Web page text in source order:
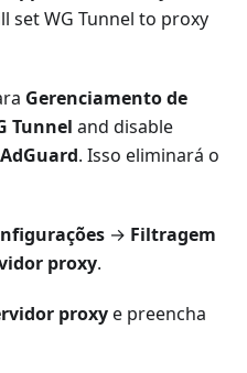
set WG Tunnel to proxy
Gerenciamento de
Tunnel and disable
. Isso eliminará o
→ Filtragem
proxy.
proxye preencha